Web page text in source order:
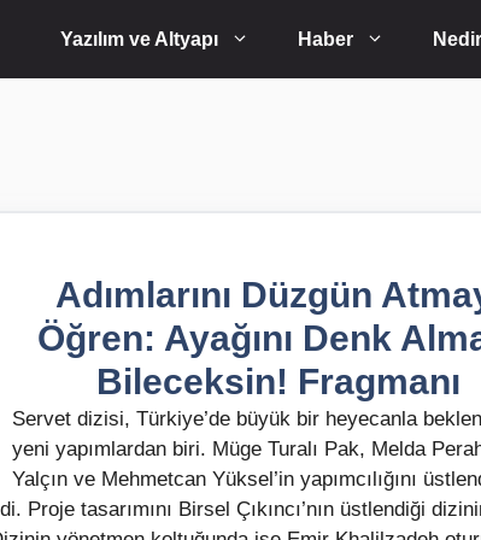
Yazılım ve Altyapı Haber
Adımlarını Düzgün
Öğren: Ayağını Denk
Bileceksin! Fragmanı
Servet dizisi, Türkiye’de büyük bir heyecanla
yeni yapımlardan biri. Müge Turalı Pak, Melda
Yalçın ve Mehmetcan Yüksel’in yapımcılığını
Proje tasarımını Birsel Çıkıncı’nın üstlendiği